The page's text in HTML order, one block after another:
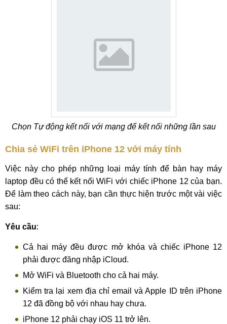
Chọn Tự động kết nối với mạng để kết nối những lần sau
Chia sẻ WiFi trên iPhone 12 với máy tính
Việc này cho phép những loại máy tính để bàn hay máy
laptop đều có thể kết nối WiFi với chiếc iPhone 12 của bạn.
Để làm theo cách này, bạn cần thực hiện trước một vài việc
sau:
Yêu cầu:
Cả hai máy đều được mở khóa và chiếc iPhone 12
phải được đăng nhập iCloud.
Mở WiFi và Bluetooth cho cả hai máy.
Kiểm tra lại xem địa chỉ email và Apple ID trên iPhone
12 đã đồng bộ với nhau hay chưa.
iPhone 12 phải chạy iOS 11 trở lên.